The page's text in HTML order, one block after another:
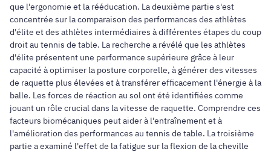
que l'ergonomie et la rééducation. La deuxième partie s'est
concentrée sur la comparaison des performances des athlètes
d'élite et des athlètes intermédiaires à différentes étapes du coup
droit au tennis de table. La recherche a révélé que les athlètes
d'élite présentent une performance supérieure grâce à leur
capacité à optimiser la posture corporelle, à générer des vitesses
de raquette plus élevées et à transférer efficacement l'énergie à la
balle. Les forces de réaction au sol ont été identifiées comme
jouant un rôle crucial dans la vitesse de raquette. Comprendre ces
facteurs biomécaniques peut aider à l'entraînement et à
l'amélioration des performances au tennis de table. La troisième
partie a examiné l'effet de la fatigue sur la flexion de la cheville